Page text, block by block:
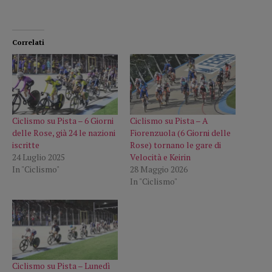
Correlati
Ciclismo su Pista – 6 Giorni
delle Rose, già 24 le nazioni
iscritte
24 Luglio 2025
In "Ciclismo"
Ciclismo su Pista – A
Fiorenzuola (6 Giorni delle
Rose) tornano le gare di
Velocità e Keirin
28 Maggio 2026
In "Ciclismo"
Ciclismo su Pista – Lunedì